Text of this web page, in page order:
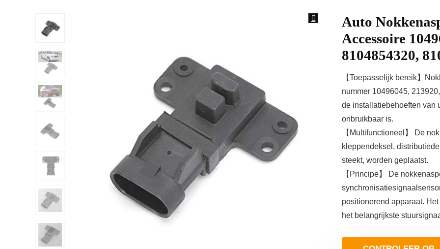
Auto
Accessoire
8104854320,
【Toepasselijk bereik】
nummer 10496045,
de installatiebehoeften van
onbruikbaar is.
【Multifunctioneel】 De
kleppendeksel,
steekt, worden geplaatst.
【Principe】 De
positionerend apparaat.
het belangrijkste